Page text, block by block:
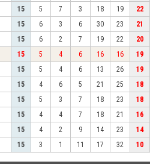
15 5 7 3 18 19
22
15 6 3 6 30 23
21
15 6 2 7 19 22
20
15 5 4 6 16 16
19
15 5 4 6 13 26
19
15 4 6 5 21 25
18
15 5 3 7 18 23
18
15 4 4 7 18 21
16
15 4 2 9 14 23
14
15 3 1 11 17 32 10